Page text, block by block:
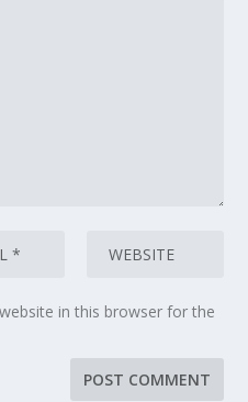
in this browser for the